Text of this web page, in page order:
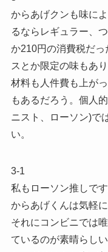
からあげクンも味に
るならレギュラー、
か210円の消費税だ
スとか限定の味もあ
材料も人件費も上が
もあるだろう。個人
ニスト、ローソン)で
い。
3-1
私もローソン推しで
からあげくんは気軽
それにコンビニでは
ているのが素晴らしい